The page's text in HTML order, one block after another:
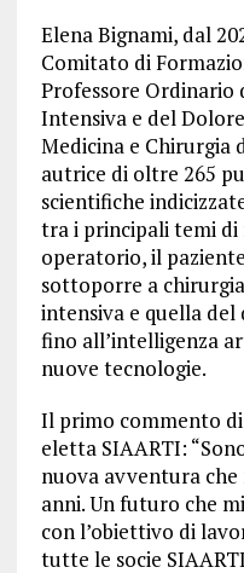
Elena Bignami, dal
Comitato di
Professore Ordinario
Intensiva e del
Medicina e Chirurgia
autrice di oltre 265
scientifiche
tra i principali temi di
operatorio, il
sottoporre a
intensiva e quella
fino all’intelligenza
nuove tecnologie.
Il primo commento
eletta SIAARTI:
nuova avventura
anni. Un futuro che
con l’obiettivo di
tutte le socie